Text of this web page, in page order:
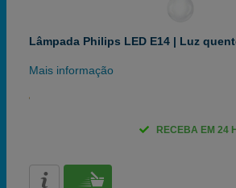
Lâmpada Philips LED E14 | Luz
Mais informação
RECEBA EM 24